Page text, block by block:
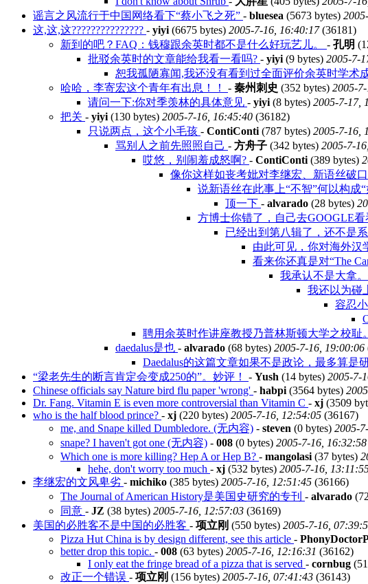
谣言之风流行于中国网络看下“蔡小飞之死” - bluesea (5673 bytes)
这,这,这??????????????? - yiyi(6675 bytes) 2005-7-16, 16:40:17(36181)
新到的吧？FAQ：钱穆跟余英时都不是什么好玩艺儿。 - 孔明
批驳余英时的文章能给我看一看吗? - yiyi(9 bytes) 2005-7-
恕我孤陋寡闻,我还没有看到过全面评价余英时学术
哈哈，李寄宏这个青年有出息！！ - 秦州刺史 (352 bytes) 2005-
请问一下:你对季羡林的具体意见 - yiyi(8 bytes) 2005-7-17,
把关 - yiyi(130 bytes) 2005-7-16, 16:45:40 (36182)
只说两点，这个小毛孩 - ContiConti(787 bytes) 2005-7-16,
骂别人之前先照照自己 - 方舟子 (342 bytes) 2005-7-
哎悠，别闹羞成怒啊? - ContiConti(389 bytes)
像你这样如丧考妣对李继宏、新语丝破
说新语丝在此事上“不智”何以构成
顶一下 - alvarado (28 bytes)
方博士你错了，自己去GOOGLE看
已经出到第八辑了，还不是
由此可见，你对海外汉
看来你还真是对“The
我承认不是大拿
我还以为碰
容忍
聘用余英时作讲座教授乃普林斯顿大学之校耻
daedalus是也 - alvarado (68 bytes) 2005-7-16, 19:00:06
Daedalus的这篇文章如果不是政论，最多算是
“梁老先生的断言肯定会变成250的”。妙评！ - Yush (14 bytes) 2005-7-
Chinese officials say Nature bird flu paper 'wrong' - habpi(3564 bytes)
Dr. Fang. Vitamin E is even more controversial than Vitamin C - xj (3509
who is the half blood prince? - xj (220 bytes) 2005-7-16, 12:54:05 (36167)
me, and Snape killed Dumbledore. (无内容) - steven (0 bytes) 2005-
snape? I haven't got one (无内容) - 008 (0 bytes) 2005-7-16, 16:32:58
Which one is more killing? Hep A or Hep B? - mangolasi(37 bytes)
hehe, don't worry too much - xj (532 bytes) 2005-7-16,
李继宏的文风卑劣 - michiko (385 bytes) 2005-7-16, 12:51:45 (36166)
The Journal of American History是美国史研究的专刊 - alvarado
同意 - JZ (38 bytes) 2005-7-16, 12:57:03 (36169)
美国的必胜客不是中国的必胜客 - 项立刚 (550 bytes) 2005-7-16,
Pizza Hut China is by design different, see this article -
better drop this topic. - 008 (63 bytes) 2005-7-16, 12:16:31 (36162)
I only eat the fringe bread of a pizza that is served - cornbug
改正一个错误 - 项立刚 (156 bytes) 2005-7-16, 07:41:43 (36143)